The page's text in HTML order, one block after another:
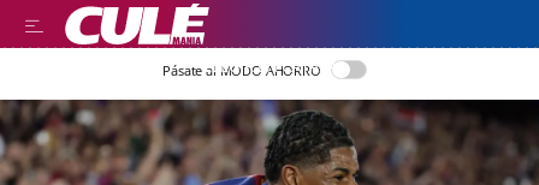
LLEGIR EN CATALÀ
Pásate al MODO AHORRO